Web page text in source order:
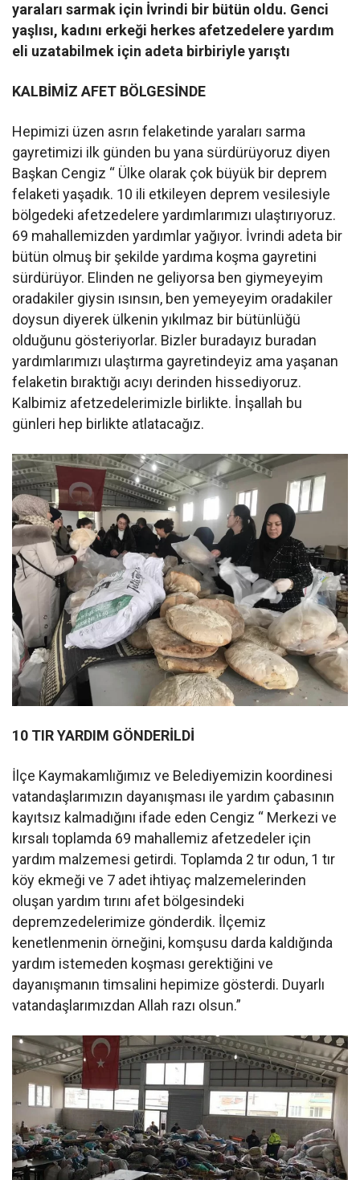
yaraları sarmak için İvrindi bir bütün oldu. Genci
yaşlısı, kadını erkeği herkes afetzedelere yardım
eli uzatabilmek için adeta birbiriyle yarıştı
KALBİMİZ AFET BÖLGESİNDE
Hepimizi üzen asrın felaketinde yaraları sarma
gayretimizi ilk günden bu yana sürdürüyoruz diyen
Başkan Cengiz “ Ülke olarak çok büyük bir deprem
felaketi yaşadık. 10 ili etkileyen deprem vesilesiyle
bölgedeki afetzedelere yardımlarımızı ulaştırıyoruz.
69 mahallemizden yardımlar yağıyor. İvrindi adeta bir
bütün olmuş bir şekilde yardıma koşma gayretini
sürdürüyor. Elinden ne geliyorsa ben giymeyeyim
oradakiler giysin ısınsın, ben yemeyeyim oradakiler
doysun diyerek ülkenin yıkılmaz bir bütünlüğü
olduğunu gösteriyorlar. Bizler buradayız buradan
yardımlarımızı ulaştırma gayretindeyiz ama yaşanan
felaketin bıraktığı acıyı derinden hissediyoruz.
Kalbimiz afetzedelerimizle birlikte. İnşallah bu
günleri hep birlikte atlatacağız.
10 TIR YARDIM GÖNDERİLDİ
İlçe Kaymakamlığımız ve Belediyemizin koordinesi
vatandaşlarımızın dayanışması ile yardım çabasının
kayıtsız kalmadığını ifade eden Cengiz “ Merkezi ve
kırsalı toplamda 69 mahallemiz afetzedeler için
yardım malzemesi getirdi. Toplamda 2 tır odun, 1 tır
köy ekmeği ve 7 adet ihtiyaç malzemelerinden
oluşan yardım tırını afet bölgesindeki
depremzedelerimize gönderdik. İlçemiz
kenetlenmenin örneğini, komşusu darda kaldığında
yardım istemeden koşması gerektiğini ve
dayanışmanın timsalini hepimize gösterdi. Duyarlı
vatandaşlarımızdan Allah razı olsun.”